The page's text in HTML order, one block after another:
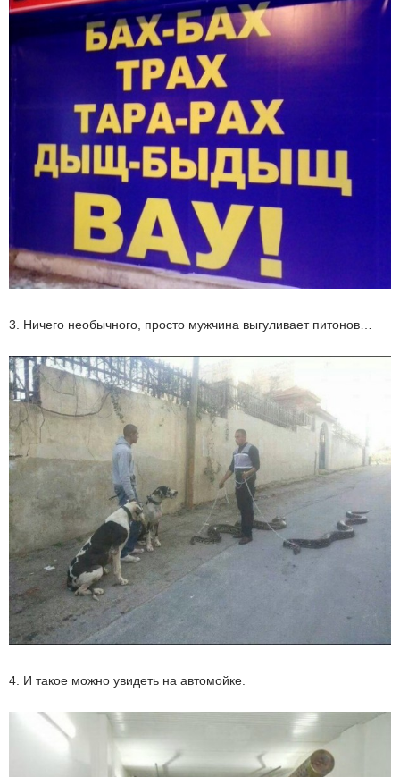
3. Ничего необычного, просто мужчина выгуливает питонов…
4. И такое можно увидеть на автомойке.